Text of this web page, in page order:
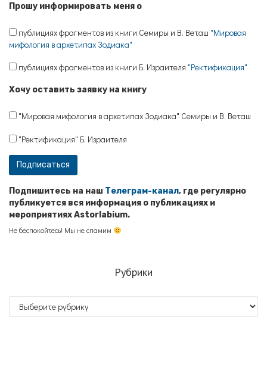
Прошу информировать меня о
публициях фрагментов из книги Семиры и В. Веташ "Мировая
мифология в архетипах Зодиака"
публициях фрагментов из книги Б. Израителя "Ректификация"
Хочу оставить заявку на книгу
"Мировая мифология в архетипах Зодиака" Семиры и В. Веташ
"Ректификация" Б. Израителя
Подпишитесь на наш Телеграм-канал, где регулярно
публикуется вся информация о публикациях и
мероприятиях Astorlabium.
Не беспокойтесь! Мы не спамим
Рубрики
Рубрики